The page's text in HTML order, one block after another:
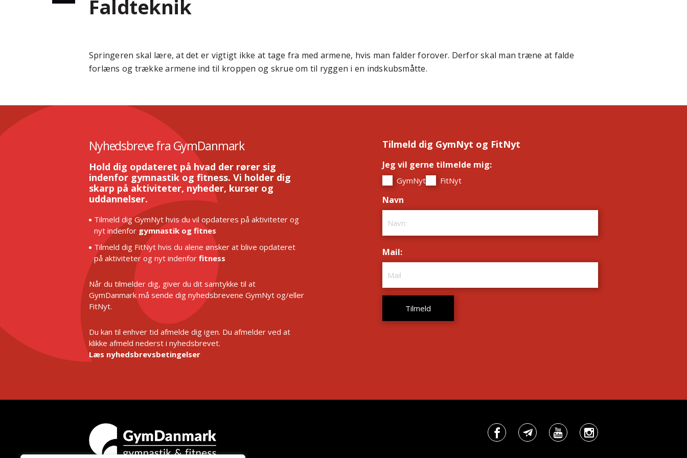
Faldteknik
Springeren skal lære, at det er vigtigt ikke at tage fra med armene, hvis man falder forover. Derfor skal man træne at falde
forlæns og trække armene ind til kroppen og skrue om til ryggen i en indskubsmåtte.
Nyhedsbreve fra GymDanmark
Hold dig opdateret på hvad der rører sig
indenfor gymnastik og fitness. Vi holder dig
skarp på aktiviteter, nyheder, kurser og
uddannelser.
Tilmeld dig GymNyt hvis du vil opdateres på aktiviteter og
nyt indenfor gymnastik og fitnes
Tilmeld dig FitNyt hvis du alene ønsker at blive opdateret
på aktiviteter og nyt indenfor fitness
Når du tilmelder dig, giver du dit samtykke til at
GymDanmark må sende dig nyhedsbrevene GymNyt og/eller
FitNyt.
Du kan til enhver tid afmelde dig igen. Du afmelder ved at
klikke afmeld nederst i nyhedsbrevet.
Læs nyhedsbrevsbetingelser
Tilmeld dig GymNyt og FitNyt
Jeg vil gerne tilmelde mig:
GymNyt FitNyt
Navn
Mail: